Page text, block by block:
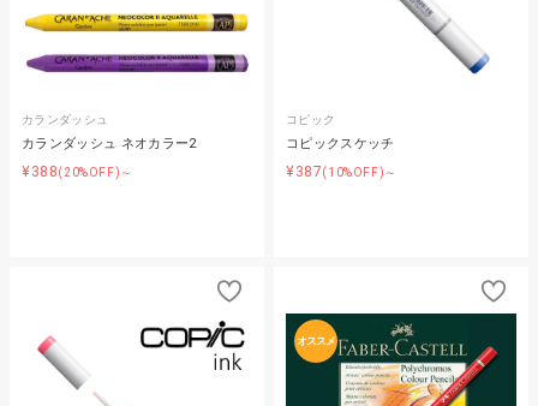
カランダッシュ
カランダッシュ ネオカラー2
¥388(20%OFF)～
コピック
コピックスケッチ
¥387(10%OFF)～
オススメ